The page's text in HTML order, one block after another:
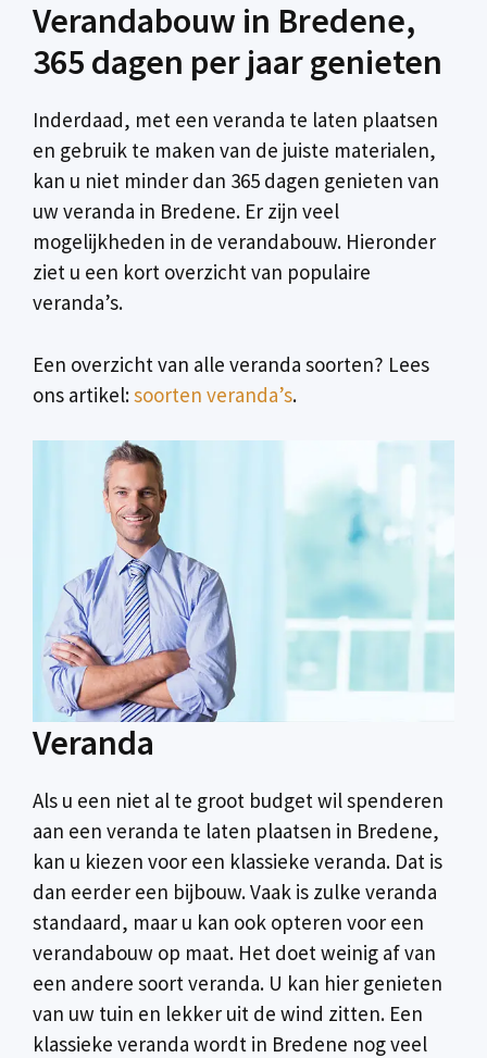
Verandabouw in Bredene,
365 dagen per jaar genieten
Inderdaad, met een veranda te laten plaatsen
en gebruik te maken van de juiste materialen,
kan u niet minder dan 365 dagen genieten van
uw veranda in Bredene. Er zijn veel
mogelijkheden in de verandabouw. Hieronder
ziet u een kort overzicht van populaire
veranda’s.
Een overzicht van alle veranda soorten? Lees
ons artikel:soorten veranda’s.
Veranda
Als u een niet al te groot budget wil spenderen
aan een veranda te laten plaatsen in Bredene,
kan u kiezen voor een klassieke veranda. Dat is
dan eerder een bijbouw. Vaak is zulke veranda
standaard, maar u kan ook opteren voor een
verandabouw op maat. Het doet weinig af van
een andere soort veranda. U kan hier genieten
van uw tuin en lekker uit de wind zitten. Een
klassieke veranda wordt in Bredene nog veel